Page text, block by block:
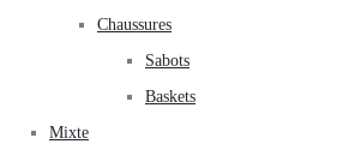
Chaussures
Sabots
Baskets
Mixte